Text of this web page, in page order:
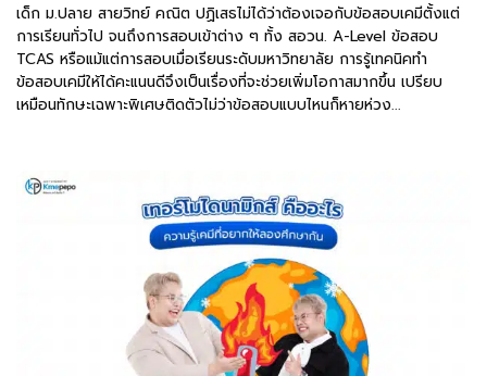
เด็ก ม.ปลาย สายวิทย์ คณิต ปฏิเสธไม่ได้ว่าต้องเจอกับข้อสอบเคมีตั้งแต่
การเรียนทั่วไป จนถึงการสอบเข้าต่าง ๆ ทั้ง สอวน. A-Level ข้อสอบ
TCAS หรือแม้แต่การสอบเมื่อเรียนระดับมหาวิทยาลัย การรู้เทคนิคทำ
ข้อสอบเคมีให้ได้คะแนนดีจึงเป็นเรื่องที่จะช่วยเพิ่มโอกาสมากขึ้น เปรียบ
เหมือนทักษะเฉพาะพิเศษติดตัวไม่ว่าข้อสอบแบบไหนก็หายห่วง...